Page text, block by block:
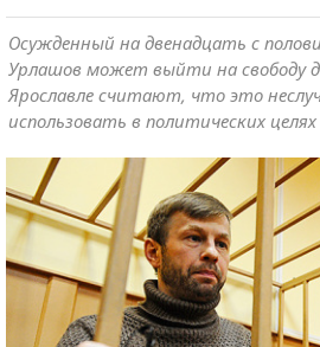
Осужденный на двенадцать с
Урлашов может выйти на свободу
Ярославле считают, что это
использовать в политических целях